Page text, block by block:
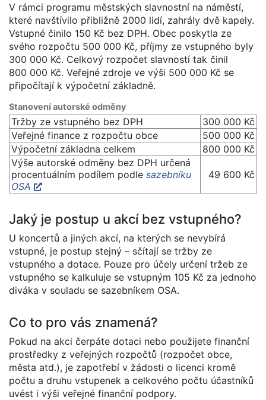
V rámci programu městských slavnostní na náměstí,
které navštívilo přibližně 2000 lidí, zahrály dvě kapely.
Vstupné činilo 150 Kč bez DPH. Obec poskytla ze
svého rozpočtu 500 000 Kč, příjmy ze vstupného byly
300 000 Kč. Celkový rozpočet slavností tak činil
800 000 Kč. Veřejné zdroje ve výši 500 000 Kč se
připočítají k výpočetní základně.
Stanovení autorské odměny
Tržby ze vstupného bez DPH
300 000 Kč
Veřejné finance z rozpočtu obce
500 000 Kč
Výpočetní základna celkem
800 000 Kč
Výše autorské odměny bez DPH určená
procentuálním podílem podle sazebníku
OSA
49 600 Kč
Jaký je postup u akcí bez vstupného?
U koncertů a jiných akcí, na kterých se nevybírá
vstupné, je postup stejný – sčítají se tržby ze
vstupného a dotace. Pouze pro účely určení tržeb ze
vstupného se kalkuluje se vstupným 105 Kč za jednoho
diváka v souladu se sazebníkem OSA.
Co to pro vás znamená?
Pokud na akci čerpáte dotaci nebo použijete finanční
prostředky z veřejných rozpočtů (rozpočet obce,
města atd.), je zapotřebí v žádosti o licenci kromě
počtu a druhu vstupenek a celkového počtu účastníků
uvést i výši veřejné finanční podpory.